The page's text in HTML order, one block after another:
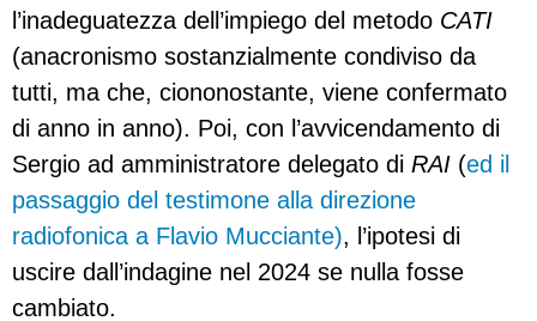
l’inadeguatezza dell’impiego del metodo CATI
(anacronismo sostanzialmente condiviso da
tutti, ma che, ciononostante, viene confermato
di anno in anno). Poi, con l’avvicendamento di
Sergio ad amministratore delegato di RAI (ed il
passaggio del testimone alla direzione
radiofonica a Flavio Mucciante), l’ipotesi di
uscire dall’indagine nel 2024 se nulla fosse
cambiato.